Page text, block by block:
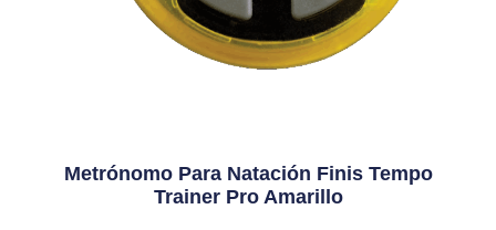
Metrónomo Para Natación Finis Tempo
Trainer Pro Amarillo